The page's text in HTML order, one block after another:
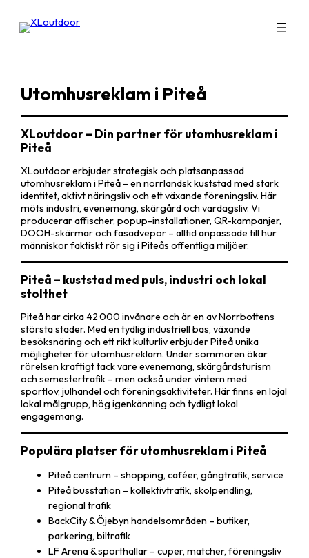
Utomhusreklam i Piteå
XLoutdoor – Din partner för utomhusreklam i
Piteå
XLoutdoor erbjuder strategisk och platsanpassad
utomhusreklam i Piteå – en norrländsk kuststad med stark
identitet, aktivt näringsliv och ett växande föreningsliv. Här
möts industri, evenemang, skärgård och vardagsliv. Vi
producerar affischer, popup-installationer, QR-kampanjer,
DOOH-skärmar och fasadvepor – alltid anpassade till hur
människor faktiskt rör sig i Piteås offentliga miljöer.
Piteå – kuststad med puls, industri och lokal
stolthet
Piteå har cirka 42 000 invånare och är en av Norrbottens
största städer. Med en tydlig industriell bas, växande
besöksnäring och ett rikt kulturliv erbjuder Piteå unika
möjligheter för utomhusreklam. Under sommaren ökar
rörelsen kraftigt tack vare evenemang, skärgårdsturism
och semestertrafik – men också under vintern med
sportlov, julhandel och föreningsaktiviteter. Här finns en lojal
lokal målgrupp, hög igenkänning och tydligt lokal
engagemang.
Populära platser för utomhusreklam i Piteå
Piteå centrum – shopping, caféer, gångtrafik, service
Piteå busstation – kollektivtrafik, skolpendling,
regional trafik
BackCity & Öjebyn handelsområden – butiker,
parkering, biltrafik
LF Arena & sporthallar – cuper, matcher, föreningsliv